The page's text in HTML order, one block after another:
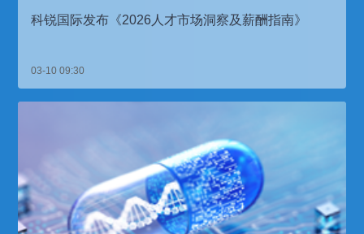
科锐国际发布《2026人才市场洞察及薪酬指南》
03-10 09:30